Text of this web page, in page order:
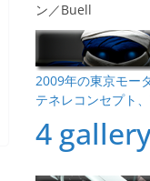
ン／Buell
2009年の東京モー
テネレコンセプト
4